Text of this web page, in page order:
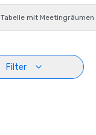
Tabelle mit Meetingräumen
Filter